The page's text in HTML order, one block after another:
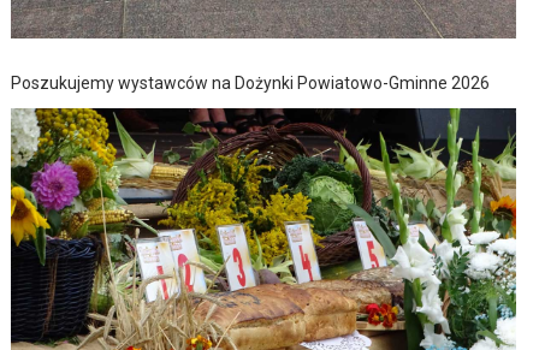
Poszukujemy wystawców na Dożynki Powiatowo-Gminne 2026